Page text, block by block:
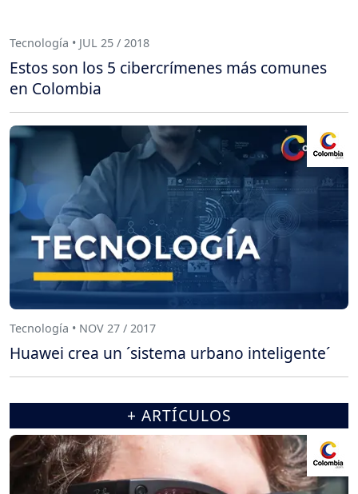
Tecnología • JUL 25 / 2018
Estos son los 5 cibercrímenes más comunes
en Colombia
Tecnología • NOV 27 / 2017
Huawei crea un ´sistema urbano inteligente´
+ ARTÍCULOS